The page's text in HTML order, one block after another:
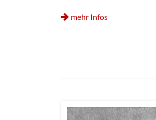
mehr Infos